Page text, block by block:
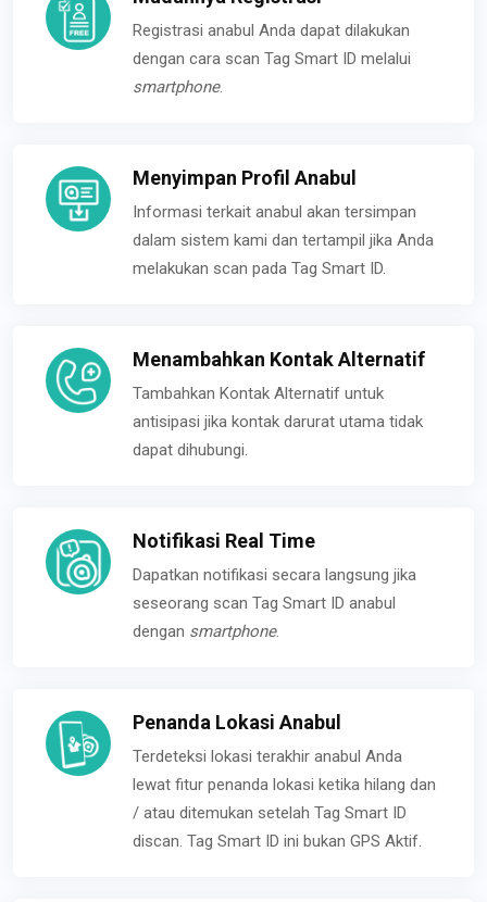
Registrasi anabul Anda dapat dilakukan
dengan cara scan Tag Smart ID melalui
smartphone.
Menyimpan Profil Anabul
Informasi terkait anabul akan tersimpan
dalam sistem kami dan tertampil jika Anda
melakukan scan pada Tag Smart ID.
Menambahkan Kontak Alternatif
Tambahkan Kontak Alternatif untuk
antisipasi jika kontak darurat utama tidak
dapat dihubungi.
Notifikasi Real Time
Dapatkan notifikasi secara langsung jika
seseorang scan Tag Smart ID anabul
dengan smartphone.
Penanda Lokasi Anabul
Terdeteksi lokasi terakhir anabul Anda
lewat fitur penanda lokasi ketika hilang dan
/ atau ditemukan setelah Tag Smart ID
discan. Tag Smart ID ini bukan GPS Aktif.